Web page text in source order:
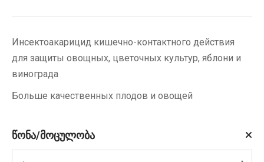
range:
24.00 ₾
Инсектоакарицид кишечно-контактного действия
для защиты овощных, цветочных культур, яблони и
винограда
Больше качественных плодов и овощей
წონა/მოცულობა